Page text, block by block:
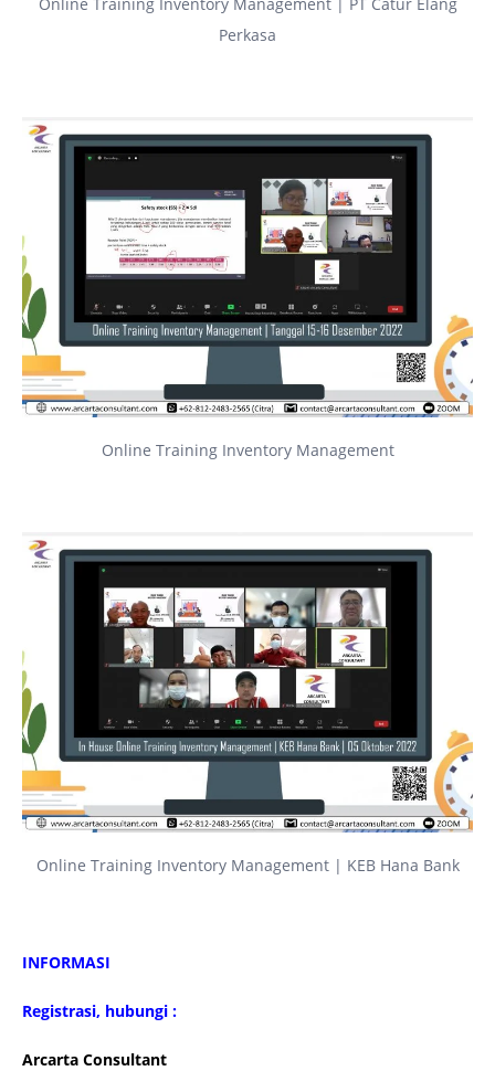
Perkasa
Online Training Inventory Management
Online Training Inventory Management | KEB Hana Bank
INFORMASI
Registrasi, hubungi :
Arcarta Consultant